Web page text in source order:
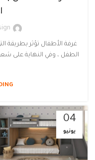
غرفة الأطفال تؤثر بطريقة
الطفل ، وفي النهاية على
04
يونيو